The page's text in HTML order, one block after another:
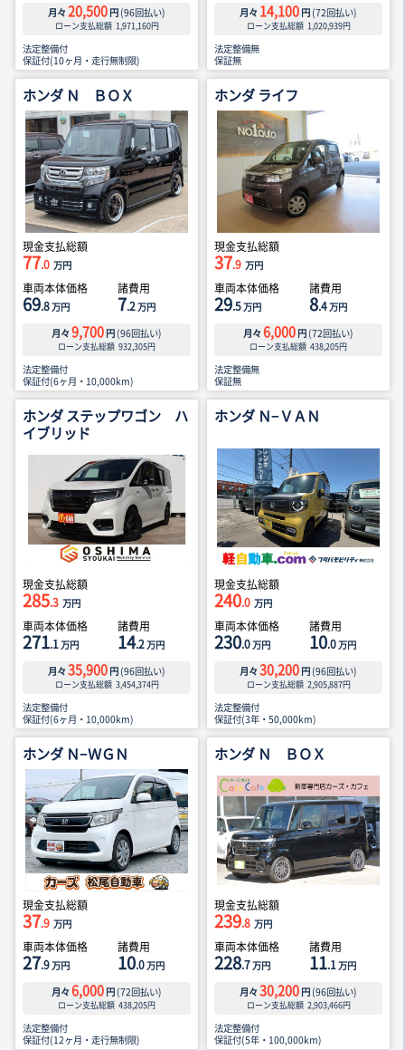
月々 20,500 円 (96回払い)
ローン支払総額 1,971,160円
法定整備付
保証付(10ヶ月・走行無制限)
月々 14,100 円 (72回払い)
ローン支払総額 1,020,939円
法定整備無
保証無
ホンダ Ｎ ＢＯＸ
現金支払総額
77.0 万円
車両本体価格
69.8万円
諸費用
7.2万円
月々 9,700 円 (96回払い)
ローン支払総額 932,305円
法定整備付
保証付(6ヶ月・10,000km)
ホンダ ライフ
現金支払総額
37.9 万円
車両本体価格
29.5万円
諸費用
8.4万円
月々 6,000 円 (72回払い)
ローン支払総額 438,205円
法定整備無
保証無
ホンダ ステップワゴン ハ
イブリッド
現金支払総額
285.3 万円
車両本体価格
271.1万円
諸費用
14.2万円
月々 35,900 円 (96回払い)
ローン支払総額 3,454,374円
法定整備付
保証付(6ヶ月・10,000km)
ホンダ Ｎ−ＶＡＮ
現金支払総額
240.0 万円
車両本体価格
230.0万円
諸費用
10.0万円
月々 30,200 円 (96回払い)
ローン支払総額 2,905,887円
法定整備付
保証付(3年・50,000km)
ホンダ Ｎ−ＷＧＮ
現金支払総額
37.9 万円
車両本体価格
27.9万円
諸費用
10.0万円
月々 6,000 円 (72回払い)
ローン支払総額 438,205円
法定整備付
保証付(12ヶ月・走行無制限)
ホンダ Ｎ ＢＯＸ
現金支払総額
239.8 万円
車両本体価格
228.7万円
諸費用
11.1万円
月々 30,200 円 (96回払い)
ローン支払総額 2,903,466円
法定整備付
保証付(5年・100,000km)